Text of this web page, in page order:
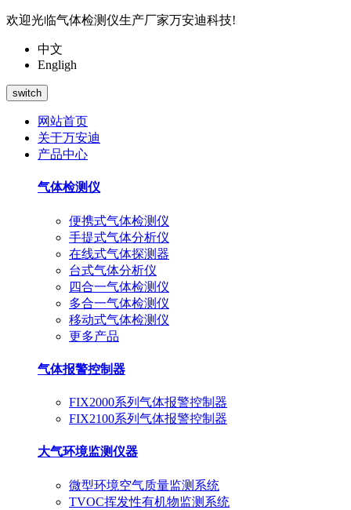
欢迎光临气体检测仪生产厂家万安迪科技!
中文
Engligh
switch
网站首页
关于万安迪
产品中心
气体检测仪
便携式气体检测仪
手提式气体分析仪
在线式气体探测器
台式气体分析仪
四合一气体检测仪
多合一气体检测仪
移动式气体检测仪
更多产品
气体报警控制器
FIX2000系列气体报警控制器
FIX2100系列气体报警控制器
大气环境监测仪器
微型环境空气质量监测系统
TVOC挥发性有机物监测系统